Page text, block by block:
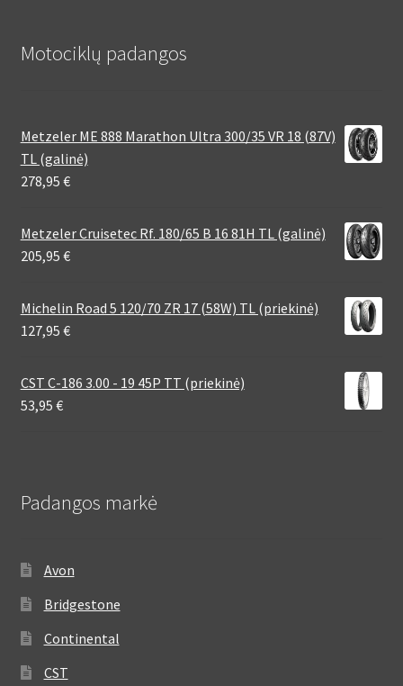
Motociklų padangos
Metzeler ME 888 Marathon Ultra 300/35 VR 18 (87V)
TL (galinė)
278,95 €
Metzeler Cruisetec Rf. 180/65 B 16 81H TL (galinė)
205,95 €
Michelin Road 5 120/70 ZR 17 (58W) TL (priekinė)
127,95 €
CST C-186 3.00 - 19 45P TT (priekinė)
53,95 €
Padangos markė
Avon
Bridgestone
Continental
CST